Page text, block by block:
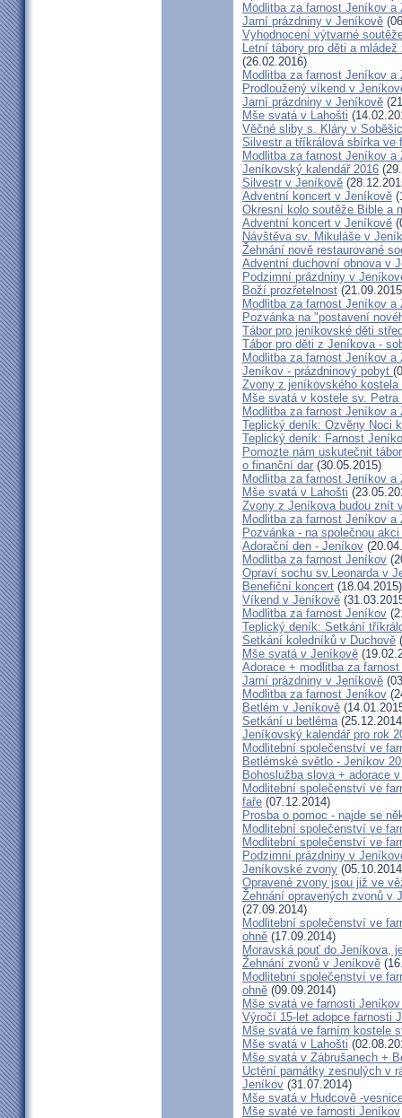
Modlitba za farnost Jeníkov a
Jarní prázdniny v Jeníkově
Vyhodnocení výtvarné
Letní tábory pro děti a
(26.02.2016)
Modlitba za farnost Jeníkov a
Prodloužený víkend v
Jarní prázdniny v Jeníkově
Mše svatá v Lahošti
Věčné sliby s. Kláry v
Silvestr a tříkrálová sbírka ve
Modlitba za farnost Jeníkov a
Jeníkovský kalendář 2016
Silvestr v Jeníkově
Adventní koncert v Jeníkově
Okresní kolo soutěže Bible a
Adventní koncert v Jeníkově
Návštěva sv. Mikuláše v
Žehnání nově restaurované
Adventní duchovní obnova v
Podzimní prázdniny v
Boží prozřetelnost
Modlitba za farnost Jeníkov a
Pozvánka na "postavení
Tábor pro jeníkovské děti
Tábor pro děti z Jeníkova -
Modlitba za farnost Jeníkov a
Jeníkov - prázdninový pobyt
Zvony z jeníkovského
Mše svatá v kostele sv.
Modlitba za farnost Jeníkov a
Teplický deník: Ozvěny Noci
Teplický deník: Farnost
Pomozte nám uskutečnit
o finanční dar (30.05.2015)
Modlitba za farnost Jeníkov a
Mše svatá v Lahošti
Zvony z Jeníkova budou znít
Modlitba za farnost Jeníkov a
Pozvánka - na společnou
Adorační den - Jeníkov
Modlitba za farnost Jeníkov
Opraví sochu sv.Leonarda v
Benefiční koncert (18.04.2015)
Víkend v Jeníkově
Modlitba za farnost Jeníkov
Teplický deník: Setkání
Setkání koledníků v Duchově
Mše svatá v Jeníkově
Adorace + modlitba za
Jarní prázdniny v Jeníkově
Modlitba za farnost Jeníkov
Betlém v Jeníkově
Setkání u betléma
Jeníkovský kalendář pro rok
Modlitební společenství ve
Betlémské světlo - Jeníkov
Bohoslužba slova + adorace
Modlitební společenství ve
faře (07.12.2014)
Prosba o pomoc - najde se
Modlitební společenství ve
Modlitební společenství ve
Podzimní prázdniny v
Jeníkovské zvony
Opravené zvony jsou již ve
Žehnání opravených zvonů v
(27.09.2014)
Modlitební společenství ve
ohně (17.09.2014)
Moravská pouť do Jeníkova,
Žehnání zvonů v Jeníkově
Modlitební společenství ve
ohně (09.09.2014)
Mše svatá ve farnosti
Výročí 15-let adopce farnosti
Mše svatá ve farním kostele
Mše svatá v Lahošti
Mše svatá v Zábrušanech +
Uctění památky zesnulých v
Jeníkov (31.07.2014)
Mše svatá v Hudcově -
Mše svaté ve farnosti Jeníkov